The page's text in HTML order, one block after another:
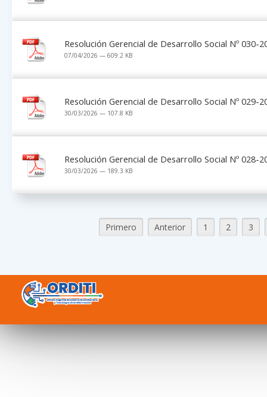
Resolución Gerencial de Desarrollo Social Nº 030-
07/04/2026 — 609.2 KB
Resolución Gerencial de Desarrollo Social Nº 029-
30/03/2026 — 107.8 KB
Resolución Gerencial de Desarrollo Social Nº 028-
30/03/2026 — 189.3 KB
Primero Anterior 1 2 3